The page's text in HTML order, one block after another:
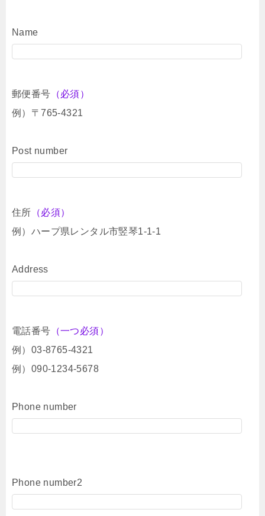
Name
郵便番号 （必須）
例）〒765-4321
Post number
住所 （必須）
例）ハープ県レンタル市竪琴1-1-1
Address
電話番号 （一つ必須）
例）03-8765-4321
例）090-1234-5678
Phone number
Phone number2